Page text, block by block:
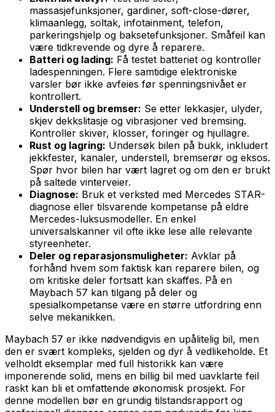
massasjefunksjoner, gardiner, soft-close-dører,
klimaanlegg, soltak, infotainment, telefon,
parkeringshjelp og baksetefunksjoner. Småfeil kan
være tidkrevende og dyre å reparere.
Batteri og lading: Få testet batteriet og kontroller
ladespenningen. Flere samtidige elektroniske
varsler bør ikke avfeies før spenningsnivået er
kontrollert.
Understell og bremser: Se etter lekkasjer, ulyder,
skjev dekkslitasje og vibrasjoner ved bremsing.
Kontroller skiver, klosser, foringer og hjullagre.
Rust og lagring: Undersøk bilen på bukk, inkludert
jekkfester, kanaler, understell, bremserør og eksos.
Spør hvor bilen har vært lagret og om den er brukt
på saltede vinterveier.
Diagnose: Bruk et verksted med Mercedes STAR-
diagnose eller tilsvarende kompetanse på eldre
Mercedes-luksusmodeller. En enkel
universalskanner vil ofte ikke lese alle relevante
styreenheter.
Deler og reparasjonsmuligheter: Avklar på
forhånd hvem som faktisk kan reparere bilen, og
om kritiske deler fortsatt kan skaffes. På en
Maybach 57 kan tilgang på deler og
spesialkompetanse være en større utfordring enn
selve mekanikken.
Maybach 57 er ikke nødvendigvis en upålitelig bil, men
den er svært kompleks, sjelden og dyr å vedlikeholde. Et
velholdt eksemplar med full historikk kan være
imponerende solid, mens en billig bil med uavklarte feil
raskt kan bli et omfattende økonomisk prosjekt. For
denne modellen bør en grundig tilstandsrapport og